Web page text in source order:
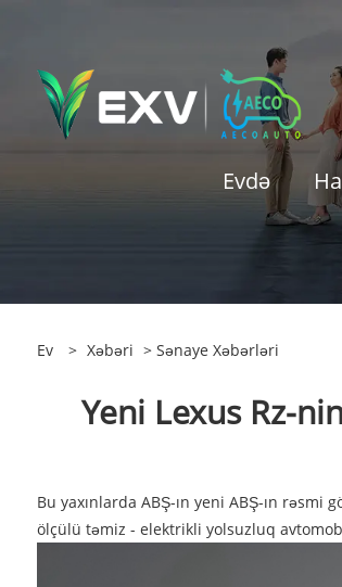
Evdə
Ev > Xəbəri > Sənaye Xəbərləri
Yeni Lexus Rz-
Bu yaxınlarda ABŞ-ın yeni ABŞ-ın
ölçülü təmiz - elektrikli yolsuzluq